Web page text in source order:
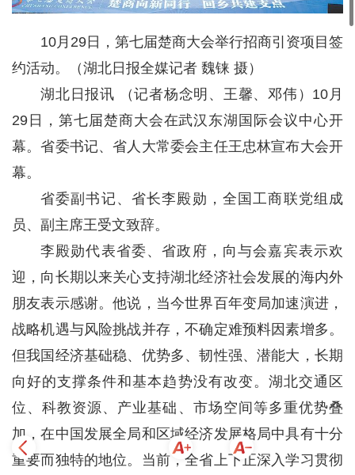
10月29日，第七届楚商大会举行招商引资项目签
约活动。（湖北日报全媒记者 魏铼 摄）
湖北日报讯 （记者杨念明、王馨、邓伟）10月
29日，第七届楚商大会在武汉东湖国际会议中心开
幕。省委书记、省人大常委会主任王忠林宣布大会开
幕。
省委副书记、省长李殿勋，全国工商联党组成
员、副主席王受文致辞。
李殿勋代表省委、省政府，向与会嘉宾表示欢
迎，向长期以来关心支持湖北经济社会发展的海内外
朋友表示感谢。他说，当今世界百年变局加速演进，
战略机遇与风险挑战并存，不确定难预料因素增多。
但我国经济基础稳、优势多、韧性强、潜能大，长期
向好的支撑条件和基本趋势没有改变。湖北交通区
位、科教资源、产业基础、市场空间等多重优势叠
加，在中国发展全局和区域经济发展格局中具有十分
重要而独特的地位。当前，全省上下正深入学习贯彻